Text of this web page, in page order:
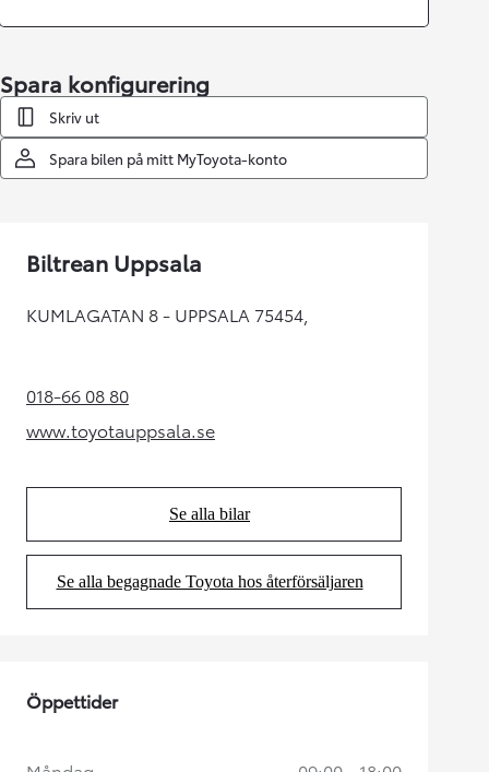
Spara konfigurering
Skriv ut
Spara bilen på mitt MyToyota-konto
Biltrean Uppsala
KUMLAGATAN 8 - UPPSALA 75454,
018-66 08 80(Opens in new tab)
www.toyotauppsala.se
(Opens in new tab)
Se alla bilar
(Opens in new tab)
Se alla begagnade Toyota hos återförsäljaren
(Opens in new tab)
Öppettider